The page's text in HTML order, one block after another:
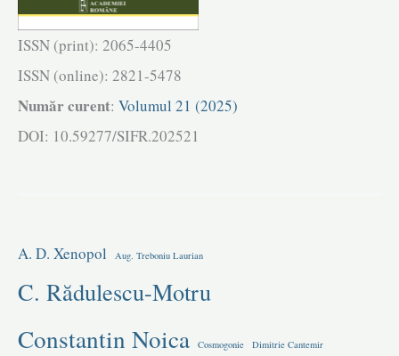
ISSN (print): 2065-4405
ISSN (online): 2821-5478
Număr curent: Volumul 21 (2025)
DOI: 10.59277/SIFR.202521
A. D. Xenopol Aug. Treboniu Laurian
C. Rădulescu-Motru
Constantin Noica Cosmogonie Dimitrie Cantemir